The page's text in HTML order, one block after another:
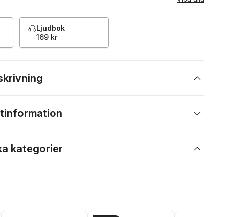
Ljudbok
169 kr
kategorier